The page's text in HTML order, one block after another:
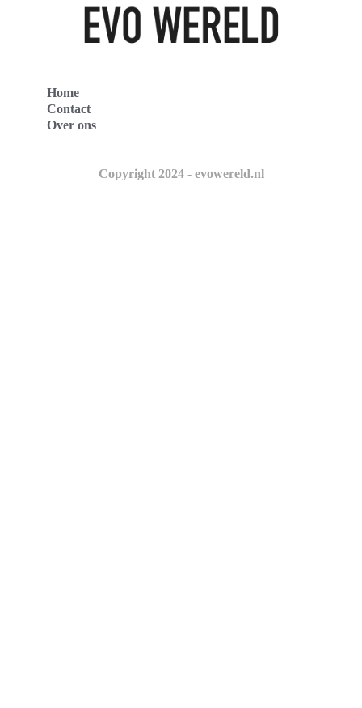
Home
Contact
Over ons
Copyright 2024 - evowereld.nl